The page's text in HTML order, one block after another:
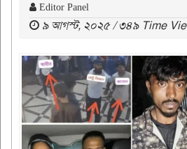
Editor Panel
৯ আগস্ট, ২০২৫ / ৩৪৯ Time